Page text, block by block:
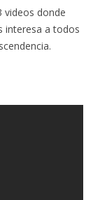
videos donde
interesa a todos